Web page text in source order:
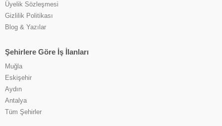
Üyelik Sözleşmesi
Gizlilik Politikası
Blog & Yazılar
Şehirlere Göre İş İlanları
Muğla
Eskişehir
Aydın
Antalya
Tüm Şehirler